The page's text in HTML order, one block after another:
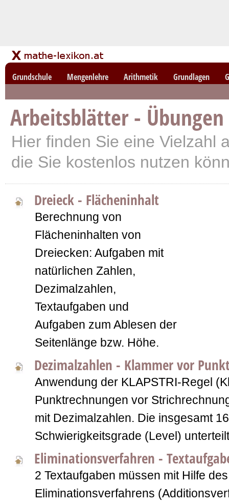
Grundschule Mengenlehre Arithmetik Grundlagen
Arbeitsblätter -
Hier finden Sie eine Vielzahl
die Sie kostenlos nutzen
Dreieck - Flächeninhalt
Berechnung von
Flächeninhalten von
Dreiecken: Aufgaben mit
natürlichen Zahlen,
Dezimalzahlen,
Textaufgaben und
Aufgaben zum Ablesen der
Seitenlänge bzw. Höhe.
Dezimalzahlen - Klammer vor
Anwendung der KLAPSTRI-Regel
Punktrechnungen vor
mit Dezimalzahlen. Die insgesamt
Schwierigkeitsgrade (Level)
Eliminationsverfahren -
2 Textaufgaben müssen mit Hilfe des
Eliminationsverfahrens